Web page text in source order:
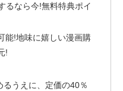
るなら今!無料特典ポイ
能!地味に嬉しい漫画購
!
うえに、定価の40％